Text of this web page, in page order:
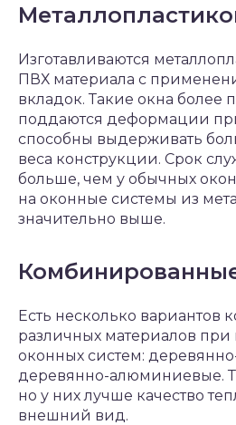
Изготавливаются
ПВХ материала с
вкладок. Такие окна более
поддаются деформации
способны выдерживать
веса конструкции. Срок
больше, чем у обычных
на оконные системы из
значительно выше.
Есть несколько вариантов
различных материалов при
оконных систем:
деревянно-алюминиевые.
но у них лучше качество
внешний вид.